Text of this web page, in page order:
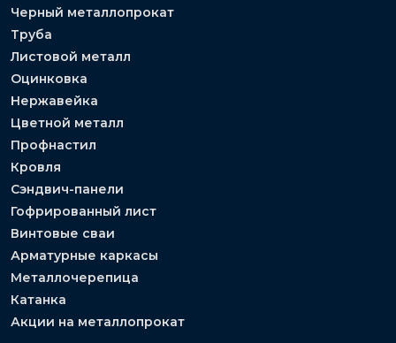
Черный металлопрокат
Труба
Листовой металл
Оцинковка
Нержавейка
Цветной металл
Профнастил
Кровля
Сэндвич-панели
Гофрированный лист
Винтовые сваи
Арматурные каркасы
Металлочерепица
Катанка
Акции на металлопрокат